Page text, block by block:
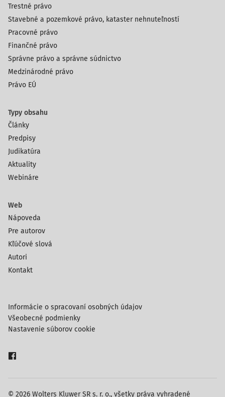
Trestné právo
Stavebné a pozemkové právo, kataster nehnuteľností
Pracovné právo
Finančné právo
Správne právo a správne súdnictvo
Medzinárodné právo
Právo EÚ
Typy obsahu
Články
Predpisy
Judikatúra
Aktuality
Webináre
Web
Nápoveda
Pre autorov
Kľúčové slová
Autori
Kontakt
© 2026 Wolters Kluwer SR s. r. o., všetky práva vyhradené
Informácie o spracovaní osobných údajov
Všeobecné podmienky
Nastavenie súborov cookie